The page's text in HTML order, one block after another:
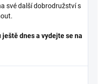
své další dobrodružství s
dnes a vydejte se na